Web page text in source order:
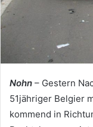
Nohn – Gestern
51jähriger Belgier
kommend in